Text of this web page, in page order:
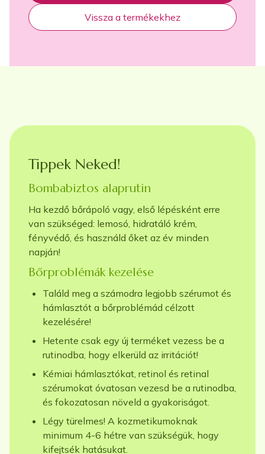
Vissza a termékekhez
Tippek Neked!
Bombabiztos alaprutin
Ha kezdő bőrápoló vagy, első lépésként erre
van szükséged: lemosó, hidratáló krém,
fényvédő, és használd őket az év minden
napján!
Bőrproblémák kezelése
Találd meg a számodra legjobb szérumot és
hámlasztót a bőrproblémád célzott
kezelésére!
Hetente csak egy új terméket vezess be a
rutinodba, hogy elkerüld az irritációt!
Kémiai hámlasztókat, retinol és retinal
szérumokat óvatosan vezesd be a rutinodba,
és fokozatosan növeld a gyakoriságot.
Légy türelmes! A kozmetikumoknak
minimum 4-6 hétre van szükségük, hogy
kifejtsék hatásukat.